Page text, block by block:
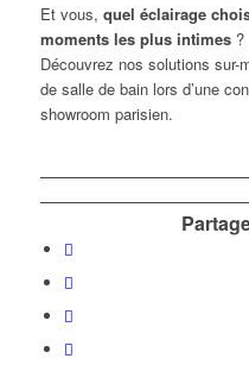
Et vous, quel éclairage
moments les plus intimes?
Découvrez nos solutions sur-
de salle de bain lors d’une
showroom parisien.